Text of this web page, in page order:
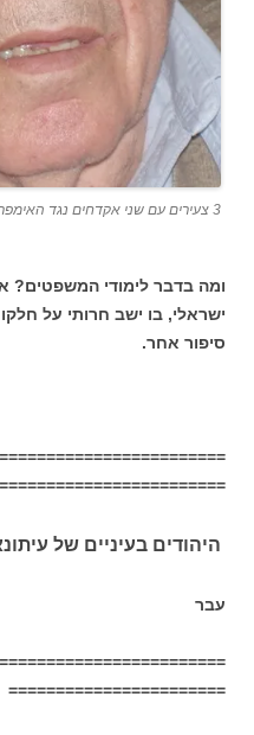
3 צעירים עם שני אקדחים נגד האימפריה. יעקב חרותי
ומה בדבר לימודי המשפטים?
ישראלי, בו ישב חרותי על
סיפור אחר.
היהודים בעיניים של
עבר
=======================